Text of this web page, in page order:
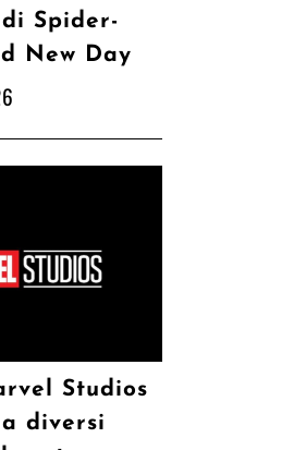
Spider-
New Day
Studios
diversi